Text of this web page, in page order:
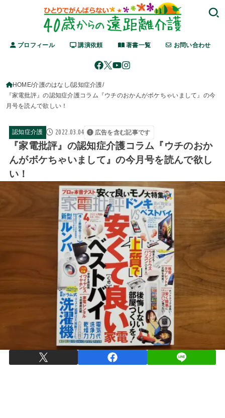
プロフィール 講演依頼 著書一覧 お問い合わせ
HOME 介護のはなし 認知症介護
『家電批評』の認知症介護コラム『ウチのおかんがボケちゃいまして』の今
月号を読んで欲しい！
認知症介護 2022.03.04 広告を含む記事です
『家電批評』の認知症介護コラム『ウチのおか
んがボケちゃいまして』の今月号を読んで欲し
い！